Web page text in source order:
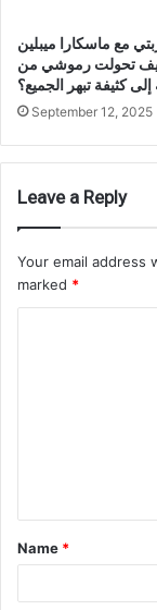
مع ماسكارا ميبلين
تحولت رموشي من
إلى كثيفة تبهر الجميع؟
September 12, 2025
Leave a Reply
Your email address
marked *
t
*
Name *